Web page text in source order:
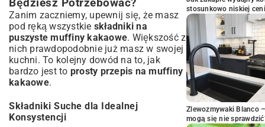
Będziesz Potrzebować?
Zanim zaczniemy, upewnij się, że masz
pod ręką wszystkie składniki na
puszyste muffiny kakaowe. Większość z
nich prawdopodobnie już masz w swojej
kuchni. To kolejny dowód na to, jak
bardzo jest to prosty przepis na muffiny
kakaowe.
Składniki Suche dla Idealnej
Konsystencji
stosunkowo niskiej
Zlewozmywaki Blanco
mogą się nie